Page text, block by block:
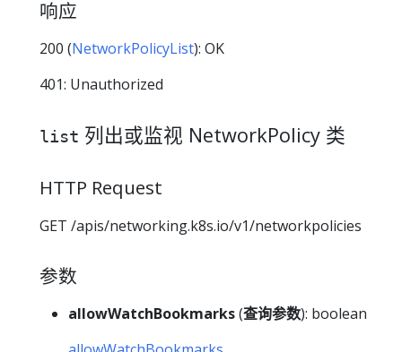
响应
200 (NetworkPolicyList): OK
401: Unauthorized
list 列出或监视 NetworkPolicy 类
HTTP Request
GET /apis/networking.k8s.io/v1/networkpolicies
参数
allowWatchBookmarks(查询参数): boolean